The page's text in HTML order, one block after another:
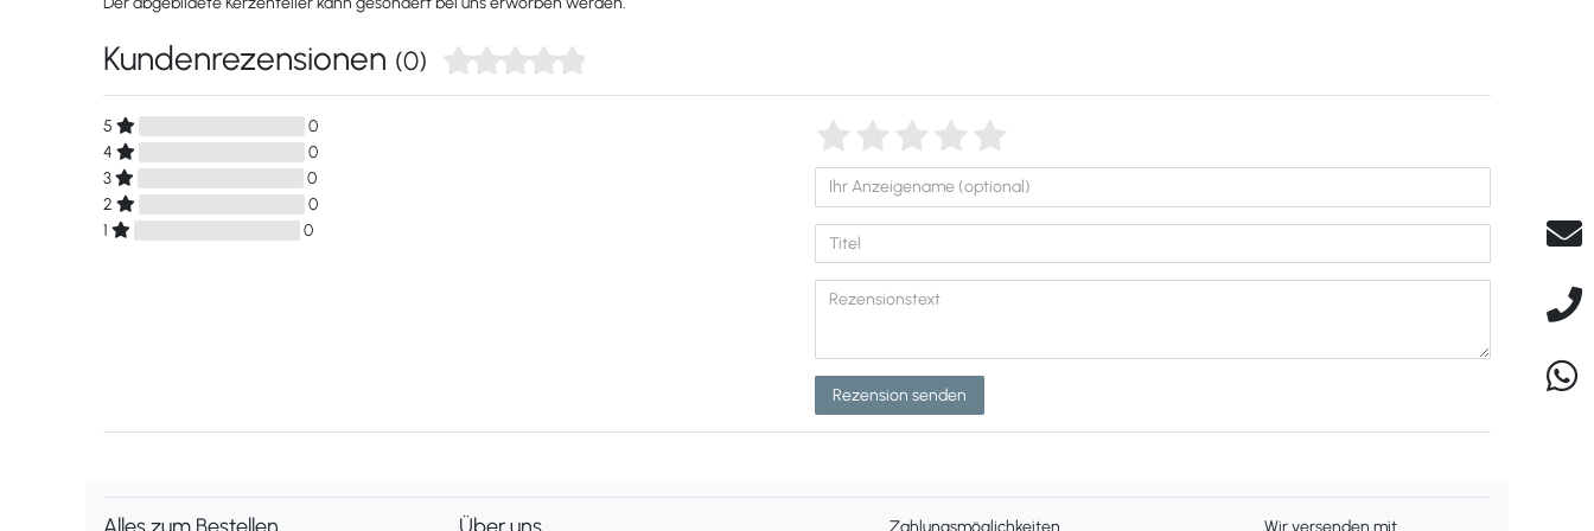
Kundenrezensionen (0)
5
0
4
0
3
0
2
0
1
0
Rezension senden
Alles zum Bestellen Über uns Zahlungsmöglichkeiten Wir versenden mit